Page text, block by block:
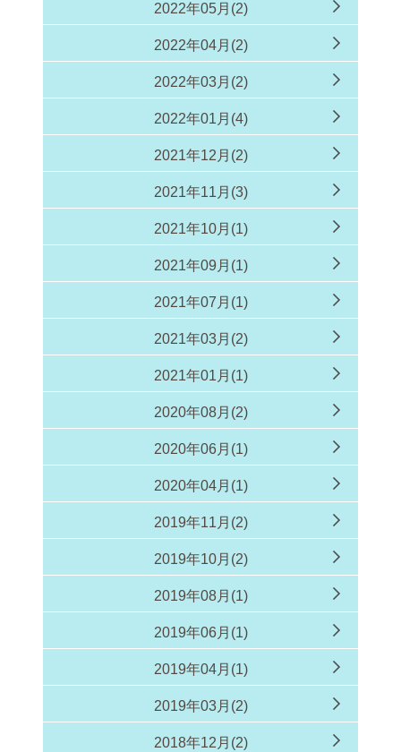
2022年05月(2)
2022年04月(2)
2022年03月(2)
2022年01月(4)
2021年12月(2)
2021年11月(3)
2021年10月(1)
2021年09月(1)
2021年07月(1)
2021年03月(2)
2021年01月(1)
2020年08月(2)
2020年06月(1)
2020年04月(1)
2019年11月(2)
2019年10月(2)
2019年08月(1)
2019年06月(1)
2019年04月(1)
2019年03月(2)
2018年12月(2)